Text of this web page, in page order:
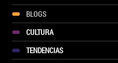
BLOGS
CULTURA
TENDENCIAS